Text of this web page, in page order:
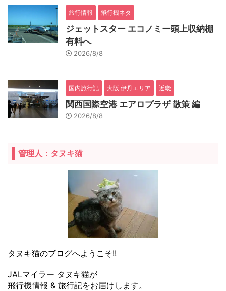
旅行情報 飛行機ネタ
ジェットスター エコノミー頭上収納棚
有料へ
2026/8/8
国内旅行記 大阪 伊丹エリア 近畿
関西国際空港 エアロプラザ 散策 編
2026/8/8
管理人：タヌキ猫
タヌキ猫のブログへようこそ!!
JALマイラー タヌキ猫が
飛行機情報 & 旅行記をお届けします。